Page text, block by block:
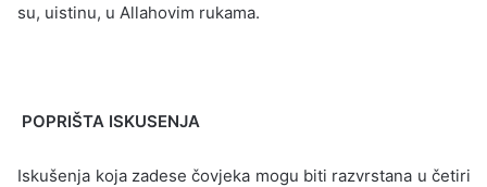
su, uistinu, u Allahovim rukama.
POPRIŠTA ISKUSENJA
Iskušenja koja zadese čovjeka mogu biti razvrstana u četiri